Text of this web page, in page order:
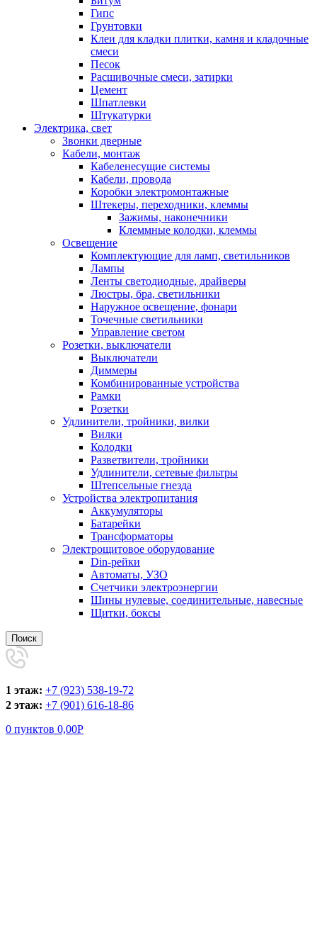
Гипс
Грунтовки
Клеи для кладки плитки, камня и кладочные
смеси
Песок
Расшивочные смеси, затирки
Цемент
Шпатлевки
Штукатурки
Электрика, свет
Звонки дверные
Кабели, монтаж
Кабеленесущие системы
Кабели, провода
Коробки электромонтажные
Штекеры, переходники, клеммы
Зажимы, наконечники
Клеммные колодки, клеммы
Освещение
Комплектующие для ламп, светильников
Лампы
Ленты светодиодные, драйверы
Люстры, бра, светильники
Наружное освещение, фонари
Точечные светильники
Управление светом
Розетки, выключатели
Выключатели
Диммеры
Комбинированные устройства
Рамки
Розетки
Удлинители, тройники, вилки
Вилки
Колодки
Разветвители, тройники
Удлинители, сетевые фильтры
Штепсельные гнезда
Устройства электропитания
Аккумуляторы
Батарейки
Трансформаторы
Электрощитовое оборудование
Din-рейки
Автоматы, УЗО
Счетчики электроэнергии
Шины нулевые, соединительные, навесные
Щитки, боксы
Поиск
1 этаж: +7 (923) 538-19-72
2 этаж: +7 (901) 616-18-86
0 пунктов 0,00Р